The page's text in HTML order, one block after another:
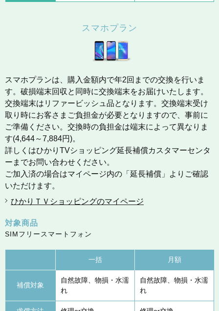
スマホプラン
スマホプランは、購入金額内で年2回までの交換を行いま
す。破損端末回収と同時に交換端末をお届けいたします。
交換端末はリファービッシュ品となります。交換端末受け
取り時にお客さまご負担金が必要となりますので、事前に
ご準備ください。交換時の負担金は端末によって異なりま
す(4,644～7,884円)。
詳しくはひかりTVショッピング延長補償カスタマーセンタ
ーまでお問い合わせください。
ご加入済の場合はマイページ内の「延長補償」よりご確認
いただけます。
ひかりＴＶショッピングのマイページ
対象商品
SIMフリースマートフォン
一括 月額
補償対象
自然故障、物損・水濡
れ
自然故障、物損・水濡
れ